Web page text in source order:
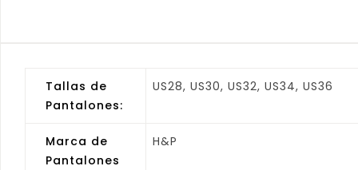
Tallas de
Pantalones:
US28, US30, US32, US34, US36
Marca de
Pantalones
H&P